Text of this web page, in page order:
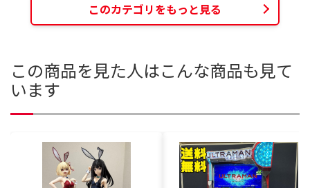
このカテゴリをもっと見る
この商品を見た人はこんな商品も見て
います